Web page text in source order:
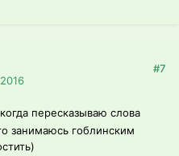
#7
пересказываю слова
занимаюсь гоблинским